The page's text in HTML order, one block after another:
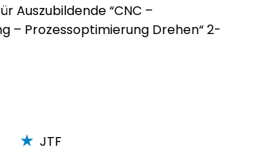
Auszubildende “CNC –
– Prozessoptimierung Drehen“ 2-
JTF